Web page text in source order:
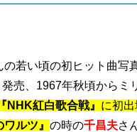
の若い頃の初ヒット曲写
売、1967年秋頃からミ
『NHK紅白歌合戦』 に初
ワルツ』 の時の千昌夫さ